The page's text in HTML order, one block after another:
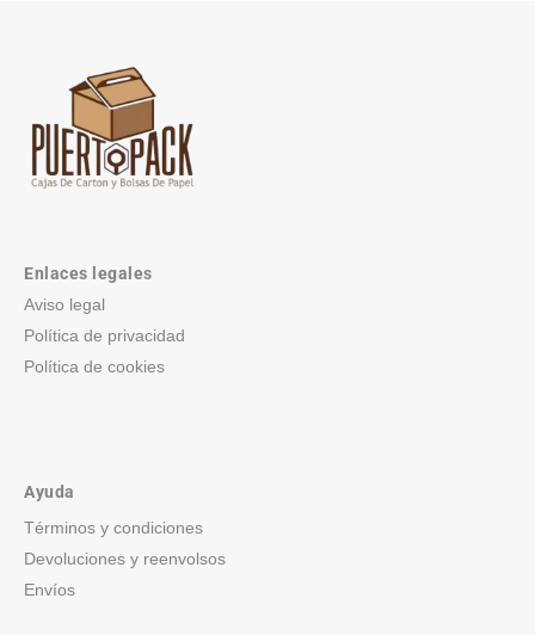
Enlaces legales
Aviso legal
Política de privacidad
Política de cookies
Ayuda
Términos y condiciones
Devoluciones y reenvolsos
Envíos